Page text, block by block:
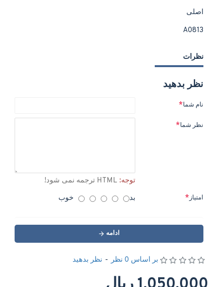
اصلی
A0813
نظرات
نظر بدهید
نام شما
نظر شما
توجه:
امتیاز بد خوب
ادامه
بر اساس 0 نظر - نظر بدهید